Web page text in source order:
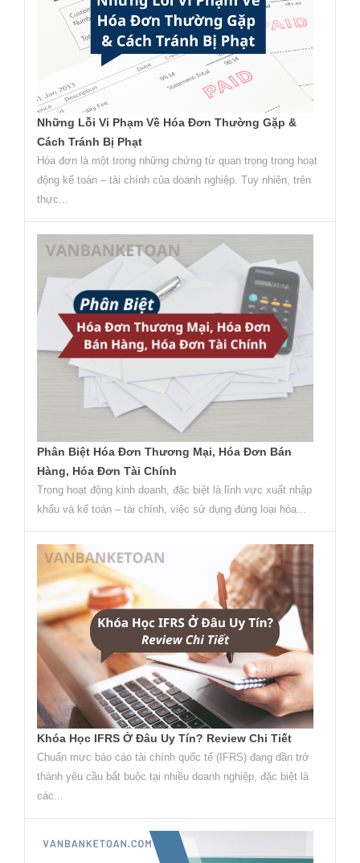
Những Lỗi Vi Phạm Về Hóa Đơn Thường Gặp &
Cách Tránh Bị Phạt
Hóa đơn là một trong những chứng từ quan trọng trong hoạt
động kế toán – tài chính của doanh nghiệp. Tuy nhiên, trên
thực...
Phân Biệt Hóa Đơn Thương Mại, Hóa Đơn Bán
Hàng, Hóa Đơn Tài Chính
Trong hoạt động kinh doanh, đặc biệt là lĩnh vực xuất nhập
khẩu và kế toán – tài chính, việc sử dụng đúng loại hóa...
Khóa Học IFRS Ở Đâu Uy Tín? Review Chi Tiết
Chuẩn mực báo cáo tài chính quốc tế (IFRS) đang dần trở
thành yêu cầu bắt buộc tại nhiều doanh nghiệp, đặc biệt là
các...